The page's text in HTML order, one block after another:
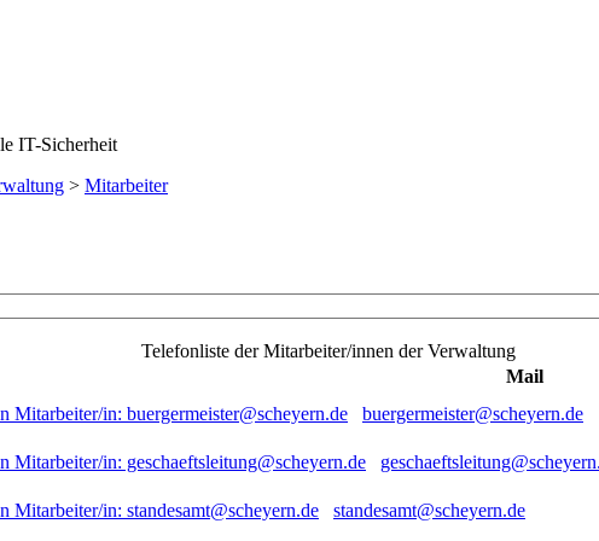
> Mitarbeiter
Telefonliste der Mitarbeiter/innen der Verwaltung
Mail
buergermeister@scheyern.de
standesamt@scheyern.de